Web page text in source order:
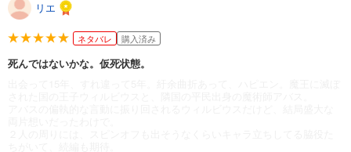
リエ
ネタバレ 購入済み
死んではないかな。仮死状態。